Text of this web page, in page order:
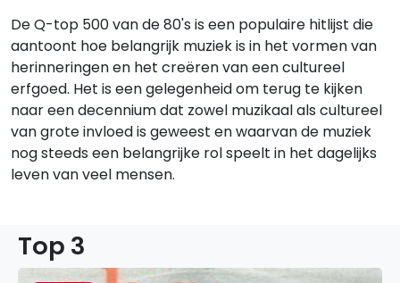
De Q-top 500 van de 80's is een populaire hitlijst die
aantoont hoe belangrijk muziek is in het vormen van
herinneringen en het creëren van een cultureel
erfgoed. Het is een gelegenheid om terug te kijken
naar een decennium dat zowel muzikaal als cultureel
van grote invloed is geweest en waarvan de muziek
nog steeds een belangrijke rol speelt in het dagelijks
leven van veel mensen.
Top 3